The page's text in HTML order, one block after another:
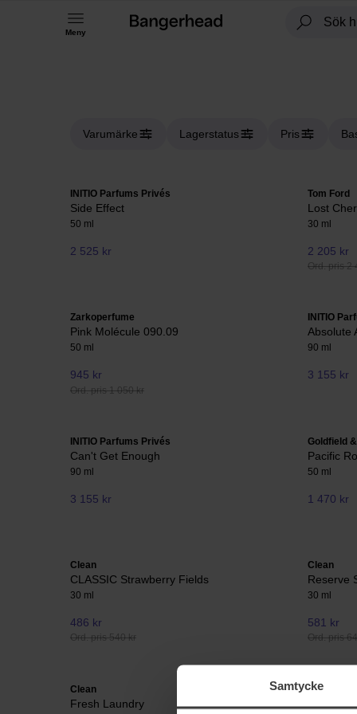
Samtycke
Meny
Varumärke Lagerstatus Pris
INITIO Parfums Privés
Side Effect
50 ml
2 525 kr
Tom Ford
Lost
30 ml
2 205 kr
Ord. pris 2
Zarkoperfume
Pink Molécule 090.09
50 ml
945 kr
Ord. pris 1 050 kr
INITIO
Absolute
90 ml
3 155 kr
INITIO Parfums Privés
Can't Get Enough
90 ml
3 155 kr
Goldfield
Pacific
50 ml
1 470 kr
Clean
CLASSIC Strawberry Fields
30 ml
486 kr
Ord. pris 540 kr
Clean
Reserve
30 ml
581 kr
Ord. pris
Clean
Fresh Laundry
Tom Ford
Soleil